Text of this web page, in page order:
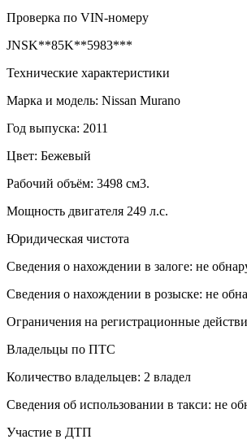
Проверка по VIN-номеру
JNSK**85K**5983***
Технические характеристики
Марка и модель: Nissan Murano
Год выпуска: 2011
Цвет: Бежевый
Рабочий объём: 3498 см3.
Мощность двигателя 249 л.с.
Юридическая чистота
Сведения о нахождении в залоге: не
Сведения о нахождении в розыске: не
Ограничения на регистрационные
Владельцы по ПТС
Количество владельцев: 2 владел
Сведения об использовании в такси: не
Участие в ДТП